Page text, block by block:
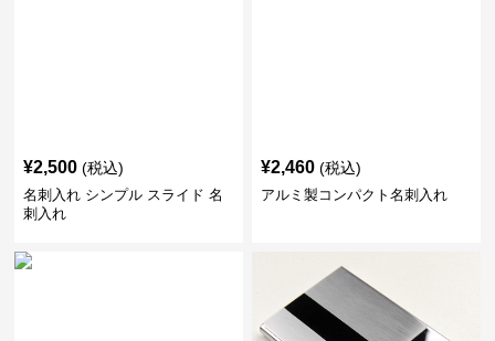
¥2,500 (税込)
名刺入れ シンプル スライド 名
刺入れ
¥2,460 (税込)
アルミ製コンパクト名刺入れ